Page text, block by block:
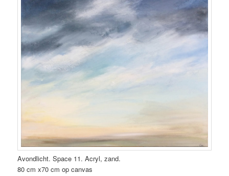
Avondlicht. Space 11. Acryl, zand.
80 cm x70 cm op canvas